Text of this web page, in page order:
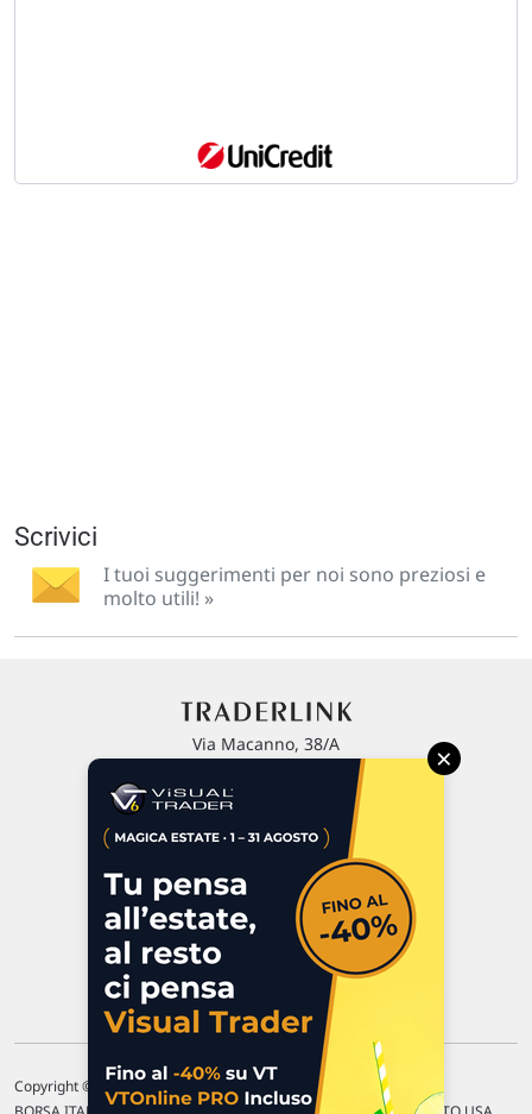
Scrivici
I tuoi suggerimenti per noi sono preziosi e
molto utili! »
Via Macanno, 38/A
P.IVA 02 452 460 401
Commenti e segnalazioni
Contattaci
Copyright © 1996-2026 Traderlink Italia s.r.l.
×